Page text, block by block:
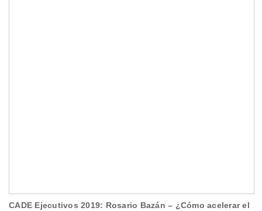
CADE Ejecutivos 2019: Rosario Bazán – ¿Cómo acelerar el